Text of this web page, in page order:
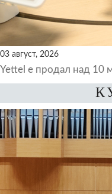
03 август, 2026
Yettel е продал над 10